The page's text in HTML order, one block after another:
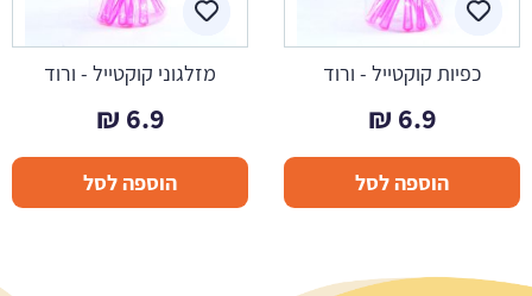
כפיות קוקטייל - ורוד
6.9
₪
הוספה לסל
מזלגוני קוקטייל - ורוד
6.9
₪
הוספה לסל